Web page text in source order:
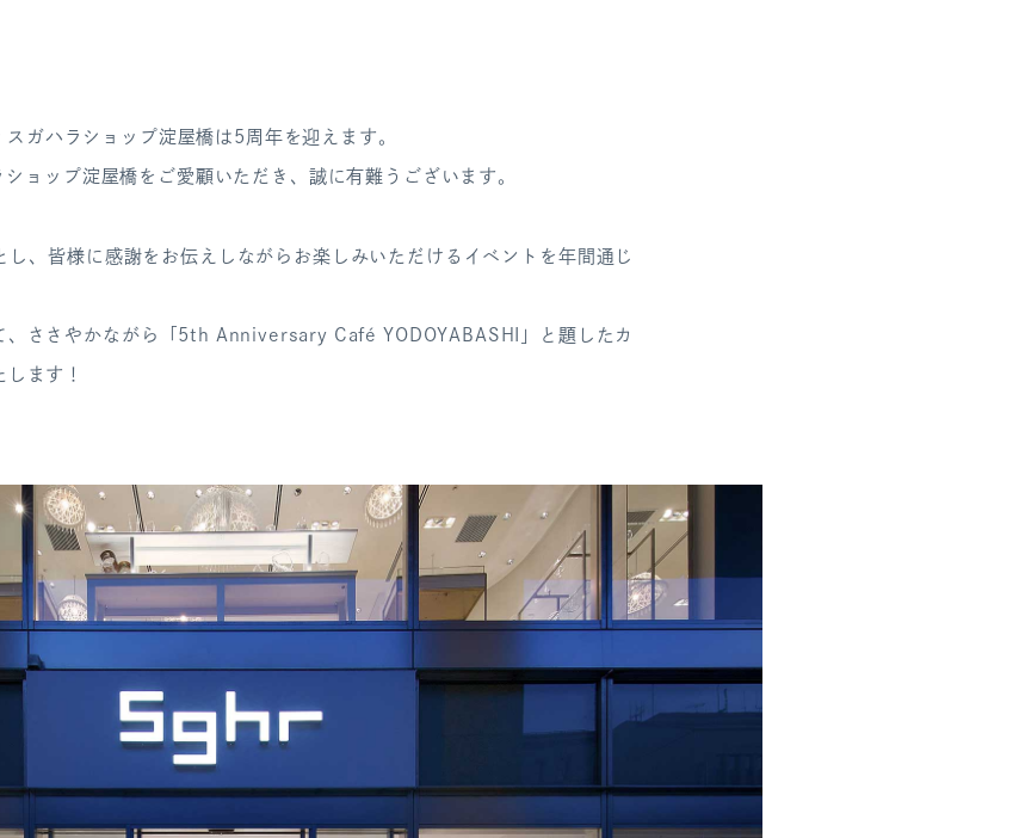
ガハラショップ淀屋橋は5周年を迎えます。
ョップ淀屋橋をご愛顧いただき、 誠に有難うございます。
し、皆様に感謝をお伝えしながらお楽しみいただけるイベントを年間通 じ
、ささやかながら「5th Anniversary Café YODOYABASHI」 と題したカ
ます！